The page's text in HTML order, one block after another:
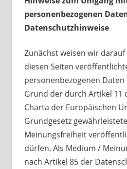
personenbezogenen
Datenschutzhinweise
Zunächst weisen wir
diesen Seiten
personenbezogenen Daten
Grund der durch Artikel 11
Charta der Europäischen
Grundgesetz
Meinungsfreiheit
dürfen. Als Medium /
nach Artikel 85 der